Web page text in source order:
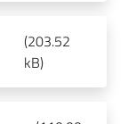
(203.52
kB)